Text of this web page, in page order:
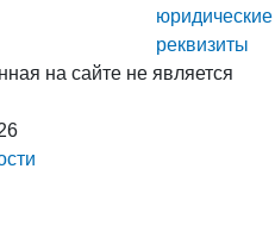
юридические
реквизиты
на сайте не является